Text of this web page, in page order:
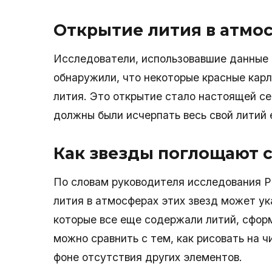
Открытие лития в
Исследователи, использовавшие
обнаружили, что некоторые красные
лития. Это открытие стало настоящей
должны были исчерпать весь свой
Как звезды поглощают
По словам руководителя исследования
лития в атмосферах этих звезд может
которые все еще содержали литий,
можно сравнить с тем, как рисовать на
фоне отсутствия других элементов.